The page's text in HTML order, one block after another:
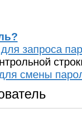
запроса
смены